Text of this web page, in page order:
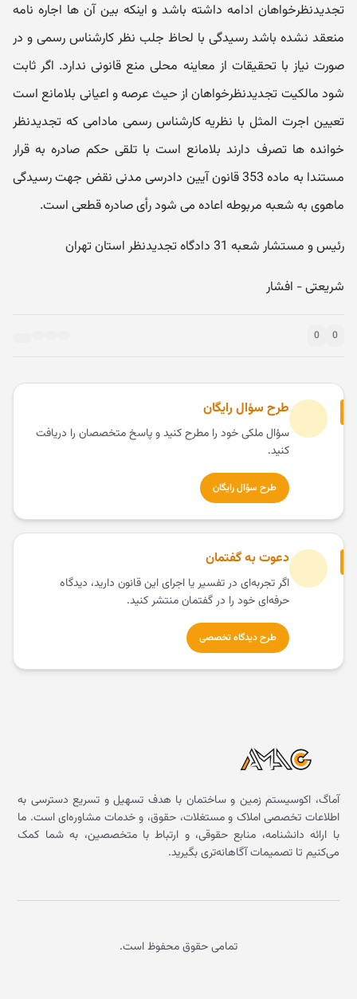
تجدیدنظرخواهان ادامه داشته باشد و اینکه بین آن ها اجاره نامه
منعقد نشده باشد رسیدگی با لحاظ جلب نظر کارشناس رسمی و در
صورت نیاز با تحقیقات از معاینه محلی منع قانونی ندارد. اگر ثابت
شود مالکیت تجدیدنظرخواهان از حیث عرصه و اعیانی بلامانع است
تعیین اجرت المثل با نظریه کارشناس رسمی مادامی که تجدیدنظر
خوانده ها تصرف دارند بلامانع است با تلقی حکم صادره به قرار
مستندا به ماده 353 قانون آیین دادرسی مدنی نقض جهت رسیدگی
ماهوی به شعبه مربوطه اعاده می شود رأی صادره قطعی است.
رئیس و مستشار شعبه 31 دادگاه تجدیدنظر استان تهران
شریعتی - افشار
0
0
طرح سؤال رایگان
سؤال ملکی خود را مطرح کنید و پاسخ متخصصان را دریافت
کنید.
طرح سؤال رایگان
دعوت به گفتمان
اگر تجربه‌ای در تفسیر یا اجرای این قانون دارید، دیدگاه
حرفه‌ای خود را در گفتمان منتشر کنید.
طرح دیدگاه تخصصی
آماگ، اکوسیستم زمین و ساختمان با هدف تسهیل و تسریع دسترسی به
اطلاعات تخصصی املاک و مستغلات، حقوق، و خدمات مشاوره‌ای است. ما
با ارائه دانشنامه، منابع حقوقی، و ارتباط با متخصصین، به شما کمک
می‌کنیم تا تصمیمات آگاهانه‌تری بگیرید.
تمامی حقوق محفوظ است.